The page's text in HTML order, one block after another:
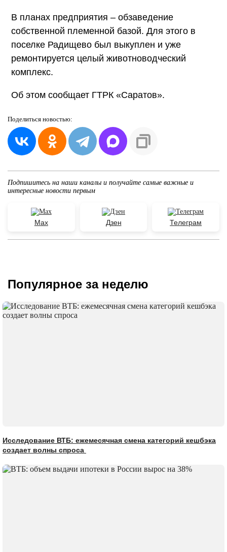
В планах предприятия – обзаведение
собственной племенной базой. Для этого в
поселке Радищево был выкуплен и уже
ремонтируется целый животноводческий
комплекс.
Об этом сообщает ГТРК «Саратов».
Поделиться новостью:
Подпишитесь на наши каналы и получайте самые важные и
интересные новости первым
Max Дзен Телеграм
Популярное за неделю
Исследование ВТБ: ежемесячная смена категорий кешбэка
создает волны спроса